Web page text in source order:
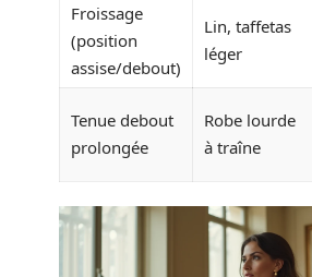
Froissage
(position
assise/debout)
Lin, taffetas
léger
Tenue debout
prolongée
Robe lourde
à traîne